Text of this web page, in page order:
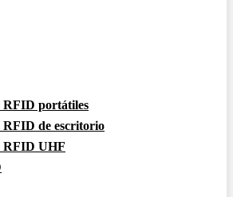
RFID portátiles
RFID de escritorio
RFID UHF